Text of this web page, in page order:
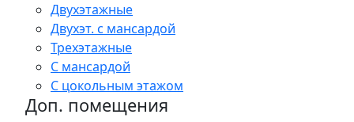
Двухэтажные
Двухэт. с мансардой
Трехэтажные
С мансардой
С цокольным этажом
Доп. помещения